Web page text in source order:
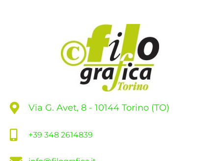
Via G. Avet, 8 - 10144 Torino (TO)
+39 348 2614839